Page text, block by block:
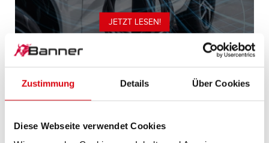
Zustimmung Details Über Cookies
Diese Webseite verwendet Cookies
JETZT LESEN!